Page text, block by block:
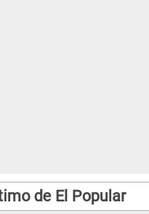
de El Popular